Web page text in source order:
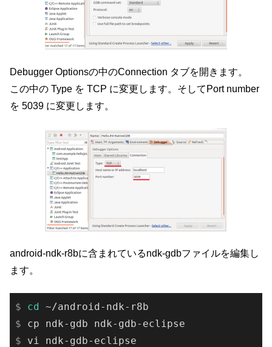
Debugger Optionsの中のConnection タブを開きます。
この中の Type を TCP に変更します。そしてPort number
を 5039 に変更します。
android-ndk-r8bに含まれているndk-gdbファイルを編集し
ます。
$ cd ~/android-ndk-r8b
$ cp ndk-gdb ndk-gdb-eclipse
$ vi ndk-gdb-eclipse